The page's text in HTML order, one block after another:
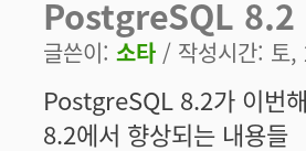
PostgreSQL
글쓴이: 소타 / 작성시간: 토
PostgreSQL 8.2가 이번
8.2에서 향상되는 내용들